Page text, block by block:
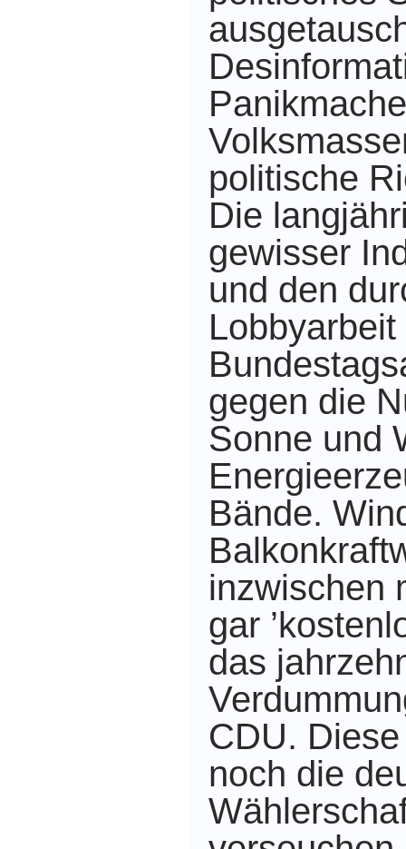
politische
Die
gewisser
und den
gegen die
Sonne und
Bände.
inzwischen
gar
das
CDU.
noch die